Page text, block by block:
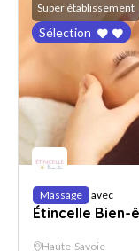
Super établissement
Sélection
Massage avec
Étincelle Bien-
Haute-Savoie